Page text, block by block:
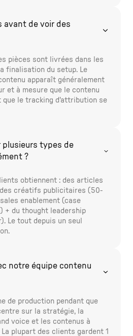
avant de voir des
pièces sont livrées dans les
finalisation du setup. Le
apparaît généralement
et à mesure que le contenu
que le tracking d'attribution se
plusieurs types de
?
obtiennent : des articles
créatifs publicitaires (50-
enablement (case
+ du thought leadership
Le tout depuis un seul
notre équipe contenu
de production pendant que
sur la stratégie, la
voice et les contenus à
plupart des clients gardent 1